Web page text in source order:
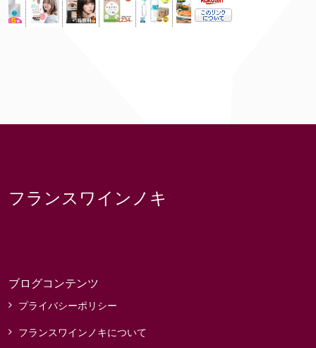
フランスワインノキ
ブログコンテンツ
プライバシーポリシー
フランスワインノキについて